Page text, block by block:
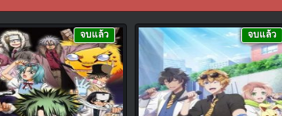
จบแล้ว จบแล้ว